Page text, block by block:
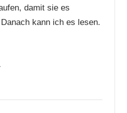
damit sie es
kann ich es lesen.